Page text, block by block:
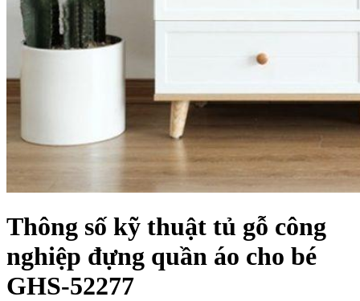
Thông số kỹ thuật tủ gỗ công
nghiệp đựng quần áo cho bé
GHS-52277